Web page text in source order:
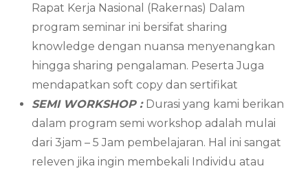
Rapat Kerja Nasional (Rakernas) Dalam
program seminar ini bersifat sharing
knowledge dengan nuansa menyenangkan
hingga sharing pengalaman. Peserta Juga
mendapatkan soft copy dan sertifikat
SEMI WORKSHOP : Durasi yang kami berikan
dalam program semi workshop adalah mulai
dari 3jam – 5 Jam pembelajaran. Hal ini sangat
releven jika ingin membekali Individu atau